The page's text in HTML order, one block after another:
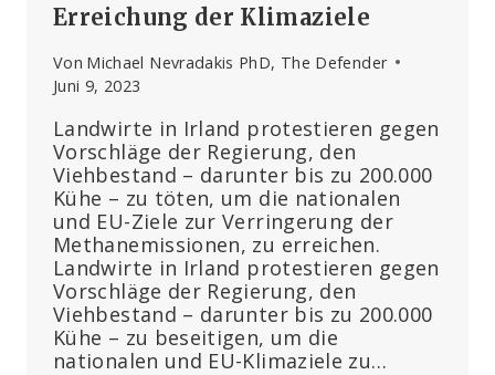
Erreichung der Klimaziele
Von Michael Nevradakis PhD, The Defender
Juni 9, 2023
Landwirte in Irland protestieren gegen
Vorschläge der Regierung, den
Viehbestand – darunter bis zu 200.000
Kühe – zu töten, um die nationalen
und EU-Ziele zur Verringerung der
Methanemissionen, zu erreichen.
Landwirte in Irland protestieren gegen
Vorschläge der Regierung, den
Viehbestand – darunter bis zu 200.000
Kühe – zu beseitigen, um die
nationalen und EU-Klimaziele zu…